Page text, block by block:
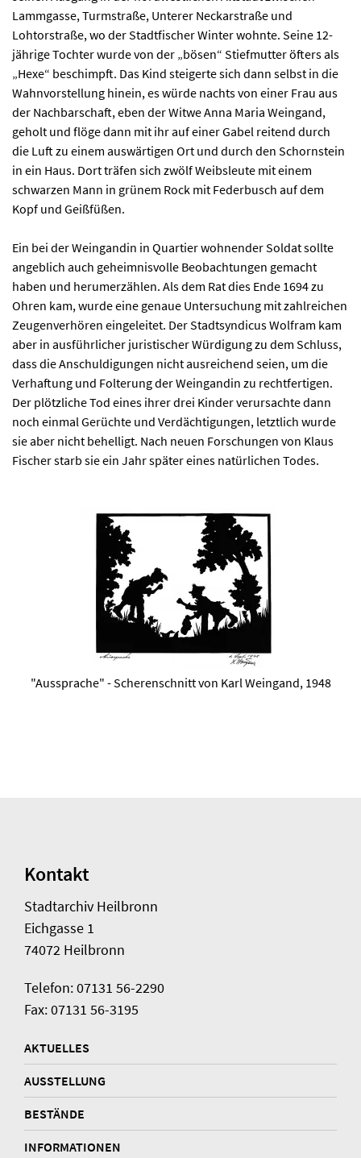
Lammgasse, Turmstraße, Unterer Neckarstraße und
Lohtorstraße, wo der Stadtfischer Winter wohnte. Seine 12-
jährige Tochter wurde von der „bösen“ Stiefmutter öfters als
„Hexe“ beschimpft. Das Kind steigerte sich dann selbst in die
Wahnvorstellung hinein, es würde nachts von einer Frau aus
der Nachbarschaft, eben der Witwe Anna Maria Weingand,
geholt und flöge dann mit ihr auf einer Gabel reitend durch
die Luft zu einem auswärtigen Ort und durch den Schornstein
in ein Haus. Dort träfen sich zwölf Weibsleute mit einem
schwarzen Mann in grünem Rock mit Federbusch auf dem
Kopf und Geißfüßen.
Ein bei der Weingandin in Quartier wohnender Soldat sollte
angeblich auch geheimnisvolle Beobachtungen gemacht
haben und herumerzählen. Als dem Rat dies Ende 1694 zu
Ohren kam, wurde eine genaue Untersuchung mit zahlreichen
Zeugenverhören eingeleitet. Der Stadtsyndicus Wolfram kam
aber in ausführlicher juristischer Würdigung zu dem Schluss,
dass die Anschuldigungen nicht ausreichend seien, um die
Verhaftung und Folterung der Weingandin zu rechtfertigen.
Der plötzliche Tod eines ihrer drei Kinder verursachte dann
noch einmal Gerüchte und Verdächtigungen, letztlich wurde
sie aber nicht behelligt. Nach neuen Forschungen von Klaus
Fischer starb sie ein Jahr später eines natürlichen Todes.
"Aussprache" - Scherenschnitt von Karl Weingand, 1948
Kontakt
Stadtarchiv Heilbronn
Eichgasse 1
74072 Heilbronn
Telefon: 07131 56-2290
Fax: 07131 56-3195
AKTUELLES
AUSSTELLUNG
BESTÄNDE
INFORMATIONEN